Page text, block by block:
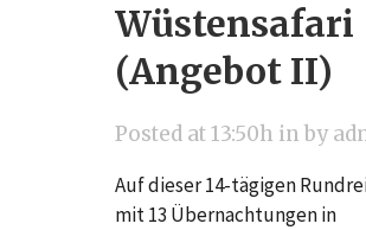
Wüstensafari
(Angebot II)
Posted at 13:50h in by
Auf dieser 14-tägigen
mit 13 Übernachtungen in